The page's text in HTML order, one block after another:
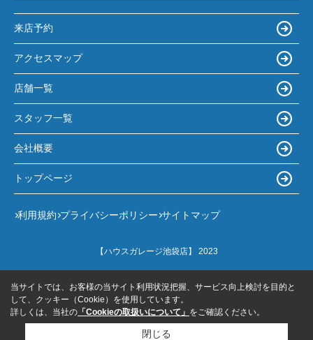
来店予約
アクセスマップ
店舗一覧
スタッフ一覧
会社概要
トップページ
利用規約 プライバシーポリシー サイトマップ
【ハウスガレージ池袋店】 2023
当サイトでは、お客様の当サイト利用状況把握、サービス向上検討を目的と
して、クッキー（Cookie）を使用しています。
詳しくは、当社の 「Cookieの取扱いについて」 をご確認ください。
閉じる